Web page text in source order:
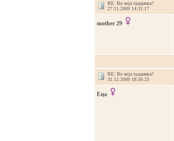
RE: Во која градинка?
27.11.2009 14:31:17
mother 29
RE: Во која градинка?
31.12.2009 18:56:23
Еца